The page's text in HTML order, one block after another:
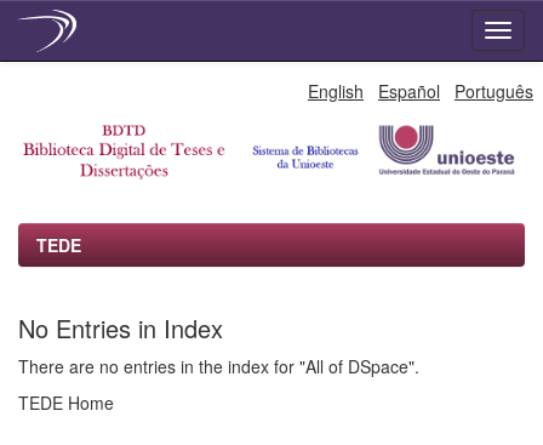
English Español Português
TEDE
No Entries in Index
There are no entries in the index for "All of DSpace".
TEDE Home